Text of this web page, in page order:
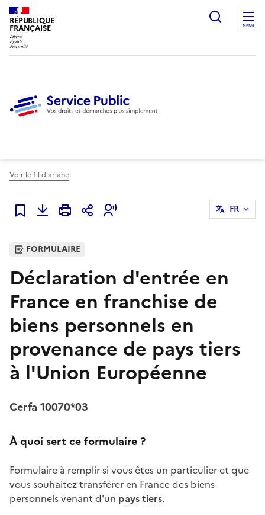
RÉPUBLIQUE
FRANÇAISE
Ouvrir
MENU
Voir le fil d'ariane
Ajouter à mes favoris
FR
FORMULAIRE
Déclaration d'entrée en
France en franchise de
biens personnels en
provenance de pays tiers
à l'Union Européenne
Cerfa 10070*03
À quoi sert ce formulaire ?
Formulaire à remplir si vous êtes un particulier et que
vous souhaitez transférer en France des biens
personnels venant d'un pays tiers.